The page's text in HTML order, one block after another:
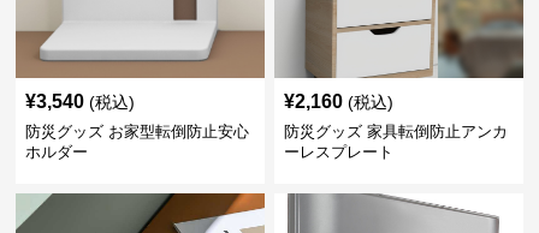
¥3,540 (税込)
防災グッズ お家型転倒防止安心
ホルダー
¥2,160 (税込)
防災グッズ 家具転倒防止アンカ
ーレスプレート